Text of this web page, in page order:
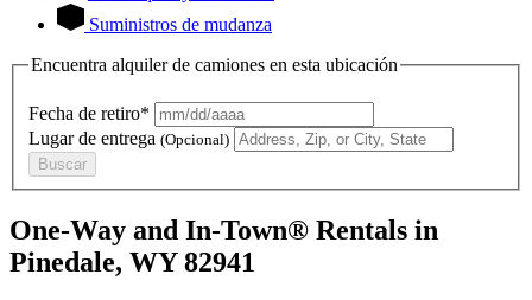
Suministros de mudanza
Encuentra alquiler de camiones en esta ubicación
Fecha de retiro*
Lugar de entrega (Opcional)
Buscar
One-Way and In-Town® Rentals in
Pinedale, WY 82941